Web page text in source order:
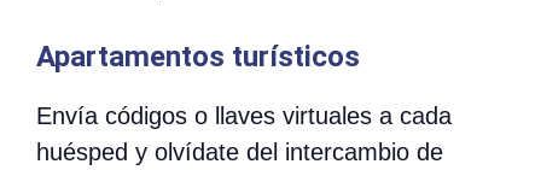
Apartamentos turísticos
Envía códigos o llaves virtuales a cada
huésped y olvídate del intercambio de